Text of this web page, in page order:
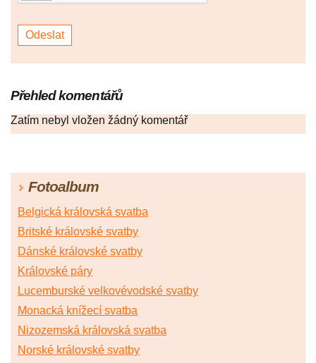
Přehled komentářů
Zatím nebyl vložen žádný komentář
Fotoalbum
Belgická královská svatba
Britské královské svatby
Dánské královské svatby
Královské páry
Lucemburské velkovévodské svatby
Monacká knížecí svatba
Nizozemská královská svatba
Norské královské svatby